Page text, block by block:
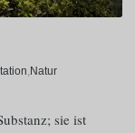
Natur
sie ist